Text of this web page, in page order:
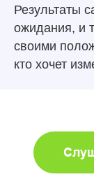
Результаты
ожидания, и
своими
кто хочет